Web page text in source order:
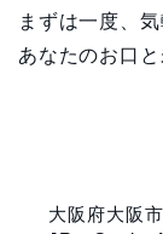
まずは一度、
あなたのお口
大阪府大阪